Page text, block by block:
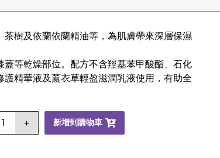
樹及依蘭依蘭精油等，為肌膚帶來深層保濕
等乾燥部位。配方不含羥基苯甲酸酯、石化
精華液及薰衣草輕盈滋潤乳液使用，有助全
新增到購物車